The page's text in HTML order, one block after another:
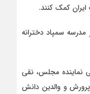
کمک کنند.
سمپاد دخترانه
نماینده مجلس، نقی
و والدین دانش